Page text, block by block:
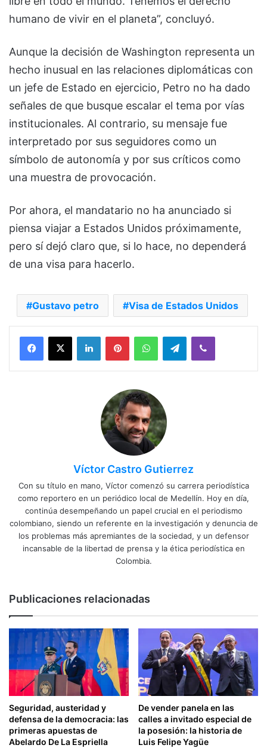
humano de vivir en el planeta”, concluyó.
Aunque la decisión de Washington representa un
hecho inusual en las relaciones diplomáticas con
un jefe de Estado en ejercicio, Petro no ha dado
señales de que busque escalar el tema por vías
institucionales. Al contrario, su mensaje fue
interpretado por sus seguidores como un
símbolo de autonomía y por sus críticos como
una muestra de provocación.
Por ahora, el mandatario no ha anunciado si
piensa viajar a Estados Unidos próximamente,
pero sí dejó claro que, si lo hace, no dependerá
de una visa para hacerlo.
Gustavo petro Visa de Estados Unidos
Facebook
X LinkedInPinterestWhatsAppTelegramViber
Víctor Castro Gutierrez
Con su título en mano, Víctor comenzó su carrera periodística
como reportero en un periódico local de Medellín. Hoy en día,
continúa desempeñando un papel crucial en el periodismo
colombiano, siendo un referente en la investigación y denuncia de
los problemas más apremiantes de la sociedad, y un defensor
incansable de la libertad de prensa y la ética periodística en
Colombia.
Publicaciones relacionadas
Seguridad, austeridad y
defensa de la democracia: las
primeras apuestas de
Abelardo De La Espriella
De vender panela en las
calles a invitado especial de
la posesión: la historia de
Luis Felipe Yagüe